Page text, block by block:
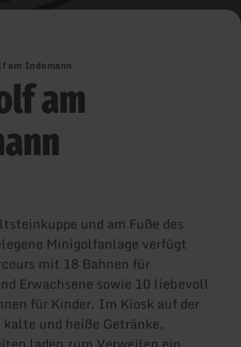
am Indemann
am
und am Fuße des
Minigolfanlage verfügt
mit 18 Bahnen für
Erwachsene sowie 10 liebevoll
für Kinder. Im Kiosk auf der
und heiße Getränke,